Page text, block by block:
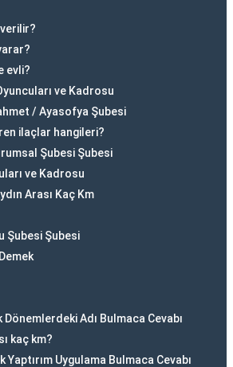
evli?
ve Kadrosu
/ Ayasofya Şubesi
ilaçlar hangileri?
Şubesi Şubesi
ve Kadrosu
Arası Kaç Km
Şubesi Şubesi
Adı Bulmaca Cevabı
kaç km?
Yaptırım Uygulama Bulmaca Cevabı